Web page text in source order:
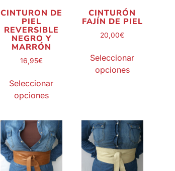
CINTURON DE
PIEL
REVERSIBLE
NEGRO Y
MARRÓN
16,95€
Seleccionar
opciones
CINTURÓN
FAJÍN DE PIEL
20,00€
Seleccionar
opciones